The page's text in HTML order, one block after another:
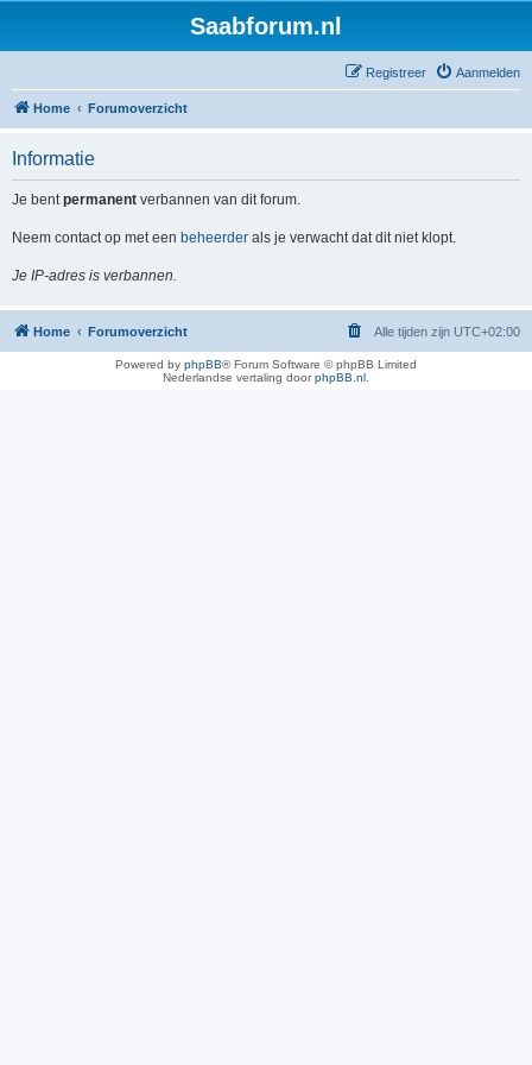
Saabforum.nl
Aanmelden
Registreer
Home Forumoverzicht
Informatie
Je bentpermanent verbannen van dit forum.
Neem contact op met een beheerder als je verwacht dat dit niet klopt.
Je IP-adres is verbannen.
Home Forumoverzicht Alle tijden zijn UTC+02:00
Powered by phpBB® Forum Software © phpBB Limited
Nederlandse vertaling doorphpBB.nl